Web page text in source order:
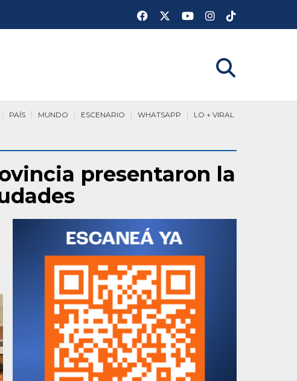
LO + VIRAL
WHATSAPP
ESCENARIO
MUNDO
PAÍS
presentaron la